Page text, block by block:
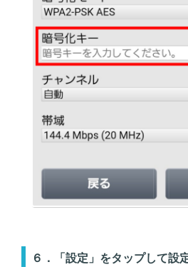
６．「設定」をタップして設